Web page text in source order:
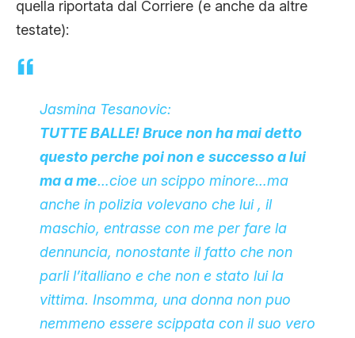
quella riportata dal Corriere (e anche da altre
testate):
Jasmina Tesanovic:
TUTTE BALLE! Bruce non ha mai detto
questo perche poi non e successo a lui
ma a me…cioe un scippo minore…ma
anche in polizia volevano che lui , il
maschio, entrasse con me per fare la
dennuncia, nonostante il fatto che non
parli l’italliano e che non e stato lui la
vittima. Insomma, una donna non puo
nemmeno essere scippata con il suo vero